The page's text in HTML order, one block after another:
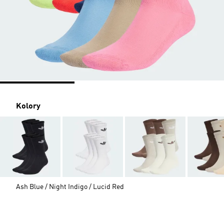
Kolory
Ash Blue / Night Indigo / Lucid Red